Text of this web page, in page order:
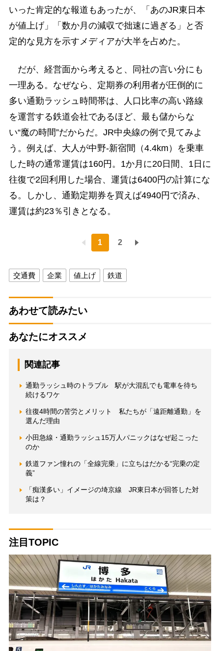
いった肯定的な報道もあったが、「あのJR東日本
が値上げ」「数か月の減収で拙速に過ぎる」と否
定的な見方を示すメディアが大半を占めた。
だが、経営面から考えると、同社の言い分にも
一理ある。なぜなら、定期券の利用者が圧倒的に
多い通勤ラッシュ時間帯は、人口比率の高い路線
を運営する鉄道会社であるほど、最も儲からな
い“魔の時間”だからだ。JR中央線の例で見てみよ
う。例えば、大人が中野-新宿間（4.4km）を乗車
した時の通常運賃は160円。1か月に20日間、1日に
往復で2回利用した場合、運賃は6400円の計算にな
る。しかし、通勤定期券を買えば4940円で済み、
運賃は約23％引きとなる。
1 2
交通費 企業 値上げ 鉄道
あわせて読みたい
あなたにオススメ
関連記事
通勤ラッシュ時のトラブル 駅が大混乱でも電車を待ち
続けるワケ
往復4時間の苦労とメリット 私たちが「遠距離通勤」を
選んだ理由
小田急線・通勤ラッシュ15万人パニックはなぜ起こった
のか
鉄道ファン憧れの「全線完乗」に立ちはだかる“完乗の定
義”
「痴漢多い」イメージの埼京線 JR東日本が回答した対
策は？
注目TOPIC